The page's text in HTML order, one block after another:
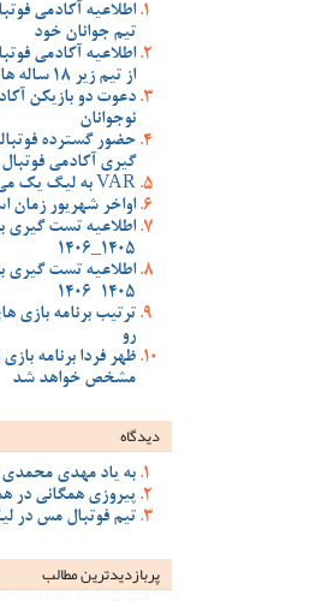
اطلاعیه آکادمی
تیم جوانان خود
اطلاعیه آکادمی
از تیم زیر 18 ساله های خود
دعوت دو بازیکن
نوجوانان
حضور گسترده
گیری آکادمی
VAR به لیگ یک می آید؟!
اواخر شهریور
اطلاعیه تست گیری
1405_1406
اطلاعیه تست گیری
1405-1406
ترتیب برنامه
رو
ظهر فردا برنامه
مشخص خواهد شد
دیدگاه
به یاد مهدی محمدی
پیروزی همگانی در
تیم فوتبال مس در لیگ برتر 87_1386،
پربازدیدترین‌ مطالب